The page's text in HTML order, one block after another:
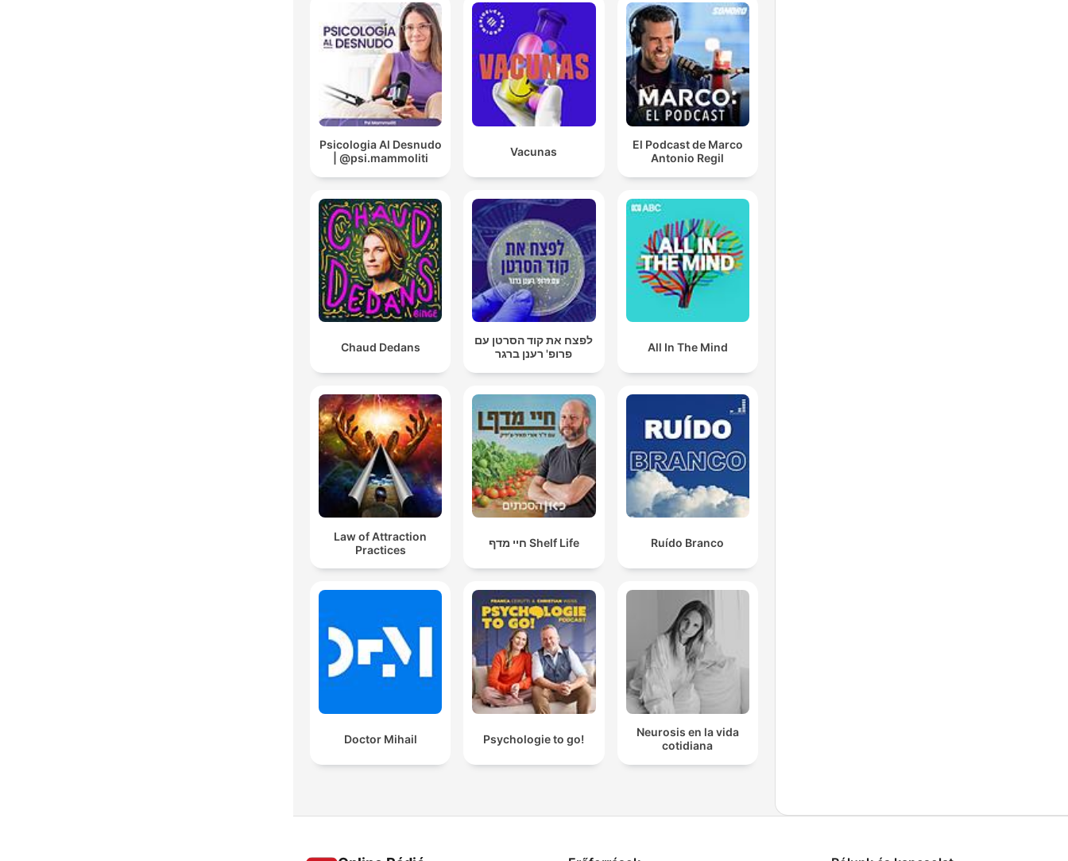
Psicologia Al Desnudo
| @psi.mammoliti
Vacunas
El Podcast de Marco
Antonio Regil
Chaud Dedans
לפצח את קוד הסרטן עם
פרופ' רענן ברגר
All In The Mind
Law of Attraction
Practices
חיי מדף Shelf Life Ruído Branco
Doctor Mihail Psychologie to go!
Neurosis en la vida
cotidiana